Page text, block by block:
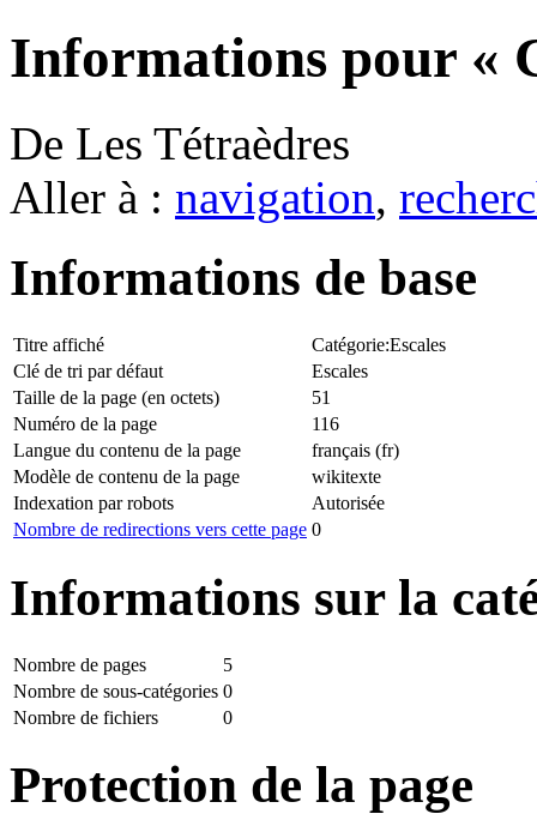
Informations pour «
De Les Tétraèdres
Aller à : navigation,
Informations de base
Titre affiché
Catégorie:Escales
Clé de tri par défaut
Escales
Taille de la page (en octets)
51
Numéro de la page
116
Langue du contenu de la page
français (fr)
Modèle de contenu de la page
wikitexte
Indexation par robots
Autorisée
Nombre de redirections vers cette page 0
Informations sur la
Nombre de pages
5
Nombre de sous-catégories 0
Nombre de fichiers
0
Protection de la page